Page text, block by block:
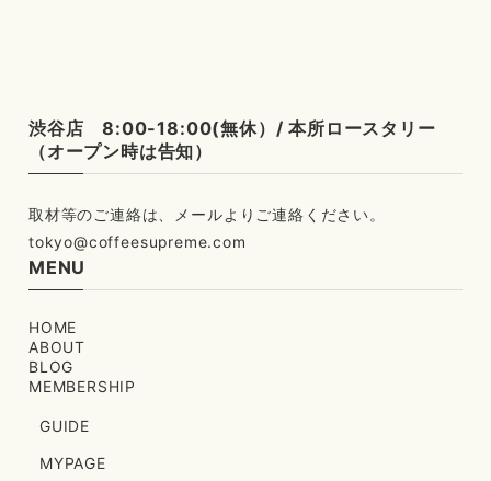
渋谷店 8:00-18:00(無休）/ 本所ロースタリー
（オープン時は告知）
tokyo@coffeesupreme.com
MENU
HOME
ABOUT
BLOG
MEMBERSHIP
GUIDE
MYPAGE